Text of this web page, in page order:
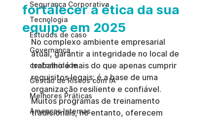
Segurança Corporativa
Tecnologia
Estudos de caso
Governança
conformidade
Gestão de Riscos com IA
Melhores Práticas
Ameaças Internas
fortalecer a ética da sua
equipe em 2025
No complexo ambiente empresarial
atual, garantir a integridade no local de
trabalho é mais do que apenas cumprir
requisitos legais; é a base de uma
organização resiliente e confiável.
Muitos programas de treinamento
tradicionais, no entanto, oferecem